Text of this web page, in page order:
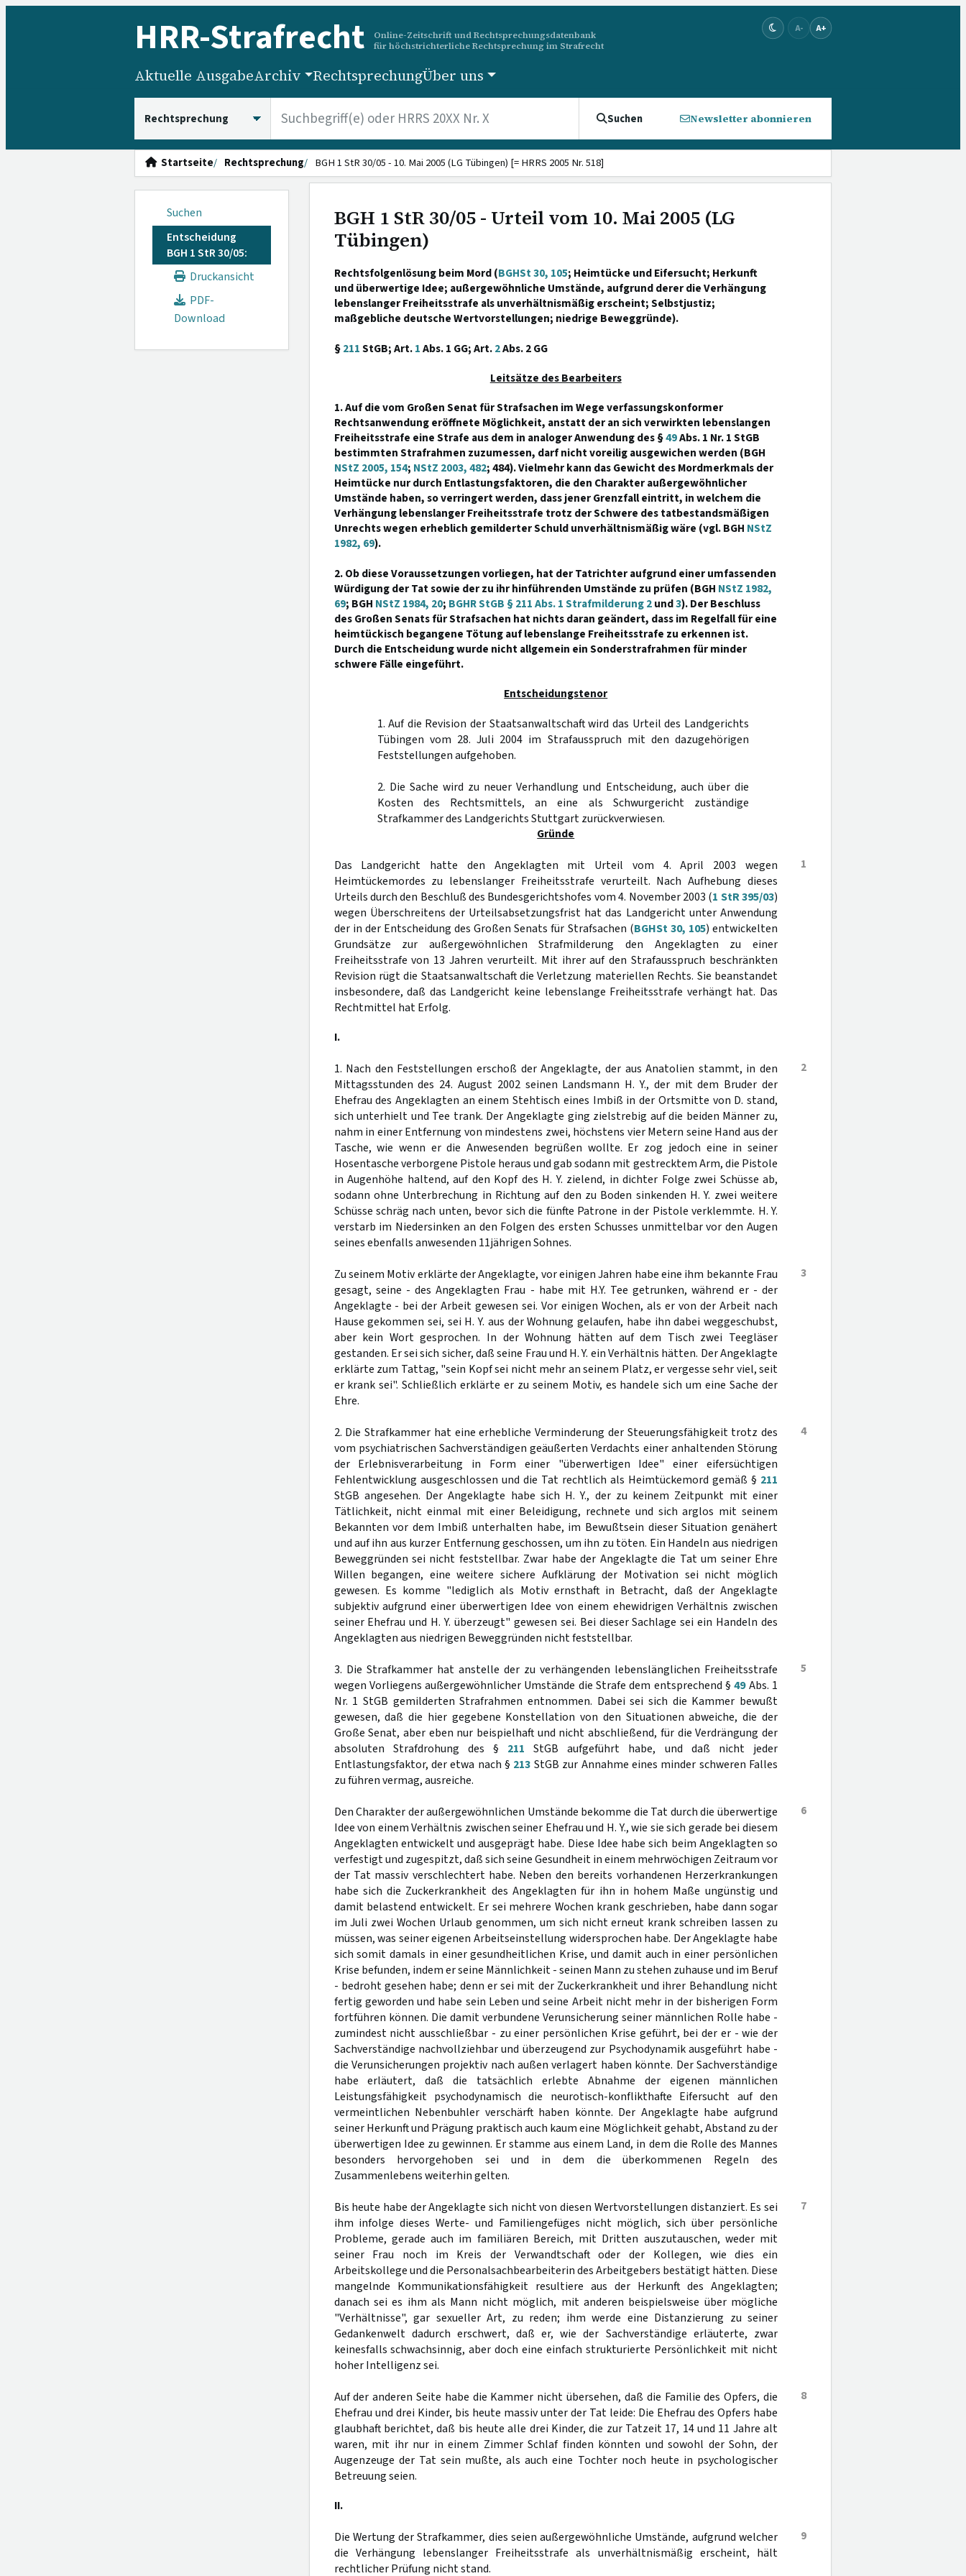
HRR-Strafrecht
Online-Zeitschrift und Rechtsprechungsdatenbank
für höchstrichterliche Rechtsprechung im Strafrecht
A- A+
Aktuelle AusgabeArchiv RechtsprechungÜber uns
Suchen Newsletter abonnieren
Startseite Rechtsprechung BGH 1 StR 30/05 - 10. Mai 2005 (LG Tübingen) [= HRRS 2005 Nr. 518]
Suchen
Entscheidung
BGH 1 StR 30/05:
Druckansicht
PDF-
Download
BGH 1 StR 30/05 - Urteil vom 10. Mai 2005 (LG
Tübingen)
Rechtsfolgenlösung beim Mord (BGHSt 30, 105; Heimtücke und Eifersucht; Herkunft
und überwertige Idee; außergewöhnliche Umstände, aufgrund derer die Verhängung
lebenslanger Freiheitsstrafe als unverhältnismäßig erscheint; Selbstjustiz;
maßgebliche deutsche Wertvorstellungen; niedrige Beweggründe).
§211StGB; Art.1Abs. 1 GG; Art.2Abs. 2 GG
Leitsätze des Bearbeiters
1. Auf die vom Großen Senat für Strafsachen im Wege verfassungskonformer
Rechtsanwendung eröffnete Möglichkeit, anstatt der an sich verwirkten lebenslangen
Freiheitsstrafe eine Strafe aus dem in analoger Anwendung des §49Abs. 1 Nr. 1 StGB
bestimmten Strafrahmen zuzumessen, darf nicht voreilig ausgewichen werden (BGH
NStZ 2005, 154; NStZ 2003, 482; 484). Vielmehr kann das Gewicht des Mordmerkmals der
Heimtücke nur durch Entlastungsfaktoren, die den Charakter außergewöhnlicher
Umstände haben, so verringert werden, dass jener Grenzfall eintritt, in welchem die
Verhängung lebenslanger Freiheitsstrafe trotz der Schwere des tatbestandsmäßigen
Unrechts wegen erheblich gemilderter Schuld unverhältnismäßig wäre (vgl. BGH NStZ
1982, 69).
2. Ob diese Voraussetzungen vorliegen, hat der Tatrichter aufgrund einer umfassenden
Würdigung der Tat sowie der zu ihr hinführenden Umstände zu prüfen (BGH NStZ 1982,
69; BGH NStZ 1984, 20; BGHR StGB § 211 Abs. 1 Strafmilderung 2und3). Der Beschluss
des Großen Senats für Strafsachen hat nichts daran geändert, dass im Regelfall für eine
heimtückisch begangene Tötung auf lebenslange Freiheitsstrafe zu erkennen ist.
Durch die Entscheidung wurde nicht allgemein ein Sonderstrafrahmen für minder
schwere Fälle eingeführt.
Entscheidungstenor
1. Auf die Revision der Staatsanwaltschaft wird das Urteil des Landgerichts
Tübingen vom 28. Juli 2004 im Strafausspruch mit den dazugehörigen
Feststellungen aufgehoben.
2. Die Sache wird zu neuer Verhandlung und Entscheidung, auch über die
Kosten des Rechtsmittels, an eine als Schwurgericht zuständige
Strafkammer des Landgerichts Stuttgart zurückverwiesen.
Gründe
1
Das Landgericht hatte den Angeklagten mit Urteil vom 4. April 2003 wegen
Heimtückemordes zu lebenslanger Freiheitsstrafe verurteilt. Nach Aufhebung dieses
Urteils durch den Beschluß des Bundesgerichtshofes vom 4. November 2003 (1 StR 395/03)
wegen Überschreitens der Urteilsabsetzungsfrist hat das Landgericht unter Anwendung
der in der Entscheidung des Großen Senats für Strafsachen (BGHSt 30, 105) entwickelten
Grundsätze zur außergewöhnlichen Strafmilderung den Angeklagten zu einer
Freiheitsstrafe von 13 Jahren verurteilt. Mit ihrer auf den Strafausspruch beschränkten
Revision rügt die Staatsanwaltschaft die Verletzung materiellen Rechts. Sie beanstandet
insbesondere, daß das Landgericht keine lebenslange Freiheitsstrafe verhängt hat. Das
Rechtmittel hat Erfolg.
I.
2
1. Nach den Feststellungen erschoß der Angeklagte, der aus Anatolien stammt, in den
Mittagsstunden des 24. August 2002 seinen Landsmann H. Y., der mit dem Bruder der
Ehefrau des Angeklagten an einem Stehtisch eines Imbiß in der Ortsmitte von D. stand,
sich unterhielt und Tee trank. Der Angeklagte ging zielstrebig auf die beiden Männer zu,
nahm in einer Entfernung von mindestens zwei, höchstens vier Metern seine Hand aus der
Tasche, wie wenn er die Anwesenden begrüßen wollte. Er zog jedoch eine in seiner
Hosentasche verborgene Pistole heraus und gab sodann mit gestrecktem Arm, die Pistole
in Augenhöhe haltend, auf den Kopf des H. Y. zielend, in dichter Folge zwei Schüsse ab,
sodann ohne Unterbrechung in Richtung auf den zu Boden sinkenden H. Y. zwei weitere
Schüsse schräg nach unten, bevor sich die fünfte Patrone in der Pistole verklemmte. H. Y.
verstarb im Niedersinken an den Folgen des ersten Schusses unmittelbar vor den Augen
seines ebenfalls anwesenden 11jährigen Sohnes.
3
Zu seinem Motiv erklärte der Angeklagte, vor einigen Jahren habe eine ihm bekannte Frau
gesagt, seine - des Angeklagten Frau - habe mit H.Y. Tee getrunken, während er - der
Angeklagte - bei der Arbeit gewesen sei. Vor einigen Wochen, als er von der Arbeit nach
Hause gekommen sei, sei H. Y. aus der Wohnung gelaufen, habe ihn dabei weggeschubst,
aber kein Wort gesprochen. In der Wohnung hätten auf dem Tisch zwei Teegläser
gestanden. Er sei sich sicher, daß seine Frau und H. Y. ein Verhältnis hätten. Der Angeklagte
erklärte zum Tattag, "sein Kopf sei nicht mehr an seinem Platz, er vergesse sehr viel, seit
er krank sei". Schließlich erklärte er zu seinem Motiv, es handele sich um eine Sache der
Ehre.
4
2. Die Strafkammer hat eine erhebliche Verminderung der Steuerungsfähigkeit trotz des
vom psychiatrischen Sachverständigen geäußerten Verdachts einer anhaltenden Störung
der Erlebnisverarbeitung in Form einer "überwertigen Idee" einer eifersüchtigen
Fehlentwicklung ausgeschlossen und die Tat rechtlich als Heimtückemord gemäß § 211
StGB angesehen. Der Angeklagte habe sich H. Y., der zu keinem Zeitpunkt mit einer
Tätlichkeit, nicht einmal mit einer Beleidigung, rechnete und sich arglos mit seinem
Bekannten vor dem Imbiß unterhalten habe, im Bewußtsein dieser Situation genähert
und auf ihn aus kurzer Entfernung geschossen, um ihn zu töten. Ein Handeln aus niedrigen
Beweggründen sei nicht feststellbar. Zwar habe der Angeklagte die Tat um seiner Ehre
Willen begangen, eine weitere sichere Aufklärung der Motivation sei nicht möglich
gewesen. Es komme "lediglich als Motiv ernsthaft in Betracht, daß der Angeklagte
subjektiv aufgrund einer überwertigen Idee von einem ehewidrigen Verhältnis zwischen
seiner Ehefrau und H. Y. überzeugt" gewesen sei. Bei dieser Sachlage sei ein Handeln des
Angeklagten aus niedrigen Beweggründen nicht feststellbar.
5
3. Die Strafkammer hat anstelle der zu verhängenden lebenslänglichen Freiheitsstrafe
wegen Vorliegens außergewöhnlicher Umstände die Strafe dem entsprechend §49Abs. 1
Nr. 1 StGB gemilderten Strafrahmen entnommen. Dabei sei sich die Kammer bewußt
gewesen, daß die hier gegebene Konstellation von den Situationen abweiche, die der
Große Senat, aber eben nur beispielhaft und nicht abschließend, für die Verdrängung der
absoluten Strafdrohung des § 211 StGB aufgeführt habe, und daß nicht jeder
Entlastungsfaktor, der etwa nach § 213 StGB zur Annahme eines minder schweren Falles
zu führen vermag, ausreiche.
6
Den Charakter der außergewöhnlichen Umstände bekomme die Tat durch die überwertige
Idee von einem Verhältnis zwischen seiner Ehefrau und H. Y., wie sie sich gerade bei diesem
Angeklagten entwickelt und ausgeprägt habe. Diese Idee habe sich beim Angeklagten so
verfestigt und zugespitzt, daß sich seine Gesundheit in einem mehrwöchigen Zeitraum vor
der Tat massiv verschlechtert habe. Neben den bereits vorhandenen Herzerkrankungen
habe sich die Zuckerkrankheit des Angeklagten für ihn in hohem Maße ungünstig und
damit belastend entwickelt. Er sei mehrere Wochen krank geschrieben, habe dann sogar
im Juli zwei Wochen Urlaub genommen, um sich nicht erneut krank schreiben lassen zu
müssen, was seiner eigenen Arbeitseinstellung widersprochen habe. Der Angeklagte habe
sich somit damals in einer gesundheitlichen Krise, und damit auch in einer persönlichen
Krise befunden, indem er seine Männlichkeit - seinen Mann zu stehen zuhause und im Beruf
- bedroht gesehen habe; denn er sei mit der Zuckerkrankheit und ihrer Behandlung nicht
fertig geworden und habe sein Leben und seine Arbeit nicht mehr in der bisherigen Form
fortführen können. Die damit verbundene Verunsicherung seiner männlichen Rolle habe -
zumindest nicht ausschließbar - zu einer persönlichen Krise geführt, bei der er - wie der
Sachverständige nachvollziehbar und überzeugend zur Psychodynamik ausgeführt habe -
die Verunsicherungen projektiv nach außen verlagert haben könnte. Der Sachverständige
habe erläutert, daß die tatsächlich erlebte Abnahme der eigenen männlichen
Leistungsfähigkeit psychodynamisch die neurotisch-konflikthafte Eifersucht auf den
vermeintlichen Nebenbuhler verschärft haben könnte. Der Angeklagte habe aufgrund
seiner Herkunft und Prägung praktisch auch kaum eine Möglichkeit gehabt, Abstand zu der
überwertigen Idee zu gewinnen. Er stamme aus einem Land, in dem die Rolle des Mannes
besonders hervorgehoben sei und in dem die überkommenen Regeln des
Zusammenlebens weiterhin gelten.
7
Bis heute habe der Angeklagte sich nicht von diesen Wertvorstellungen distanziert. Es sei
ihm infolge dieses Werte- und Familiengefüges nicht möglich, sich über persönliche
Probleme, gerade auch im familiären Bereich, mit Dritten auszutauschen, weder mit
seiner Frau noch im Kreis der Verwandtschaft oder der Kollegen, wie dies ein
Arbeitskollege und die Personalsachbearbeiterin des Arbeitgebers bestätigt hätten. Diese
mangelnde Kommunikationsfähigkeit resultiere aus der Herkunft des Angeklagten;
danach sei es ihm als Mann nicht möglich, mit anderen beispielsweise über mögliche
"Verhältnisse", gar sexueller Art, zu reden; ihm werde eine Distanzierung zu seiner
Gedankenwelt dadurch erschwert, daß er, wie der Sachverständige erläuterte, zwar
keinesfalls schwachsinnig, aber doch eine einfach strukturierte Persönlichkeit mit nicht
hoher Intelligenz sei.
8
Auf der anderen Seite habe die Kammer nicht übersehen, daß die Familie des Opfers, die
Ehefrau und drei Kinder, bis heute massiv unter der Tat leide: Die Ehefrau des Opfers habe
glaubhaft berichtet, daß bis heute alle drei Kinder, die zur Tatzeit 17, 14 und 11 Jahre alt
waren, mit ihr nur in einem Zimmer Schlaf finden könnten und sowohl der Sohn, der
Augenzeuge der Tat sein mußte, als auch eine Tochter noch heute in psychologischer
Betreuung seien.
II.
9
Die Wertung der Strafkammer, dies seien außergewöhnliche Umstände, aufgrund welcher
die Verhängung lebenslanger Freiheitsstrafe als unverhältnismäßig erscheint, hält
rechtlicher Prüfung nicht stand.